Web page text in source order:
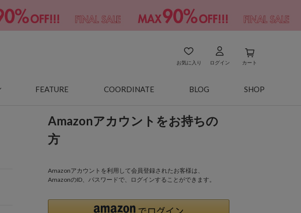
お気に入り ログイン カート
FEATURE COORDINATE BLOG SHOP
Amazonアカウントをお持ちの
方
Amazonアカウントを利用して会員登録されたお客様は、
AmazonのID、パスワードで、ログインすることができます。